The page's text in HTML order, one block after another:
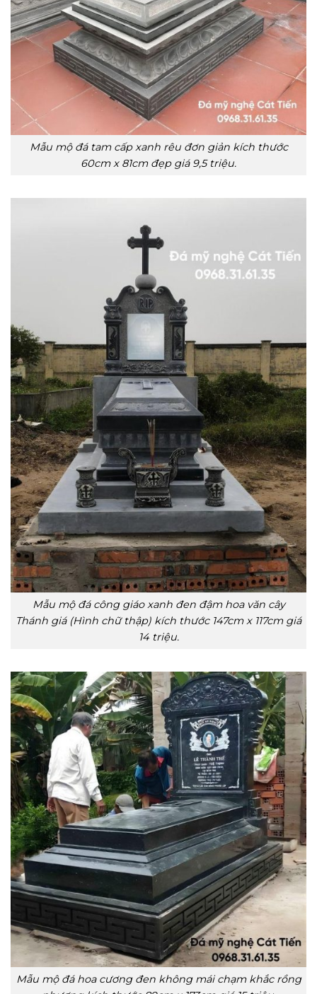
Mẫu mộ đá tam cấp xanh rêu đơn giản kích thước
60cm x 81cm đẹp giá 9,5 triệu.
Mẫu mộ đá công giáo xanh đen đậm hoa văn cây
Thánh giá (Hình chữ thập) kích thước 147cm x 117cm giá
14 triệu.
Mẫu mộ đá hoa cương đen không mái chạm khắc rồng